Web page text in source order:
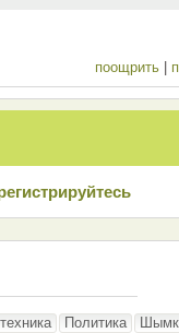
поощрить
Политика